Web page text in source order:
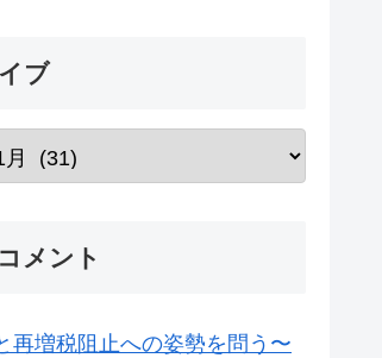
ブ
メント
再増税阻止への姿勢を問う〜